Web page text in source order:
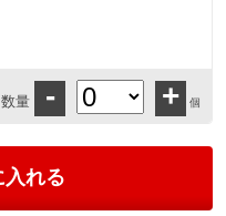
数量 - + 個